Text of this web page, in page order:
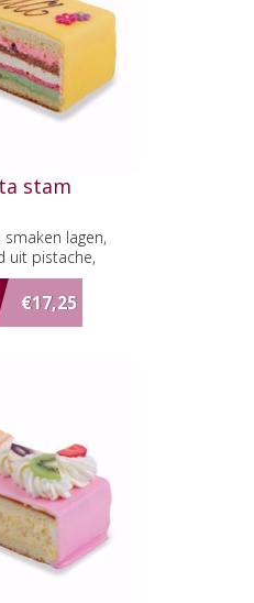
stam
lagen,
uit pistache,
kirsch,
en chipolata,
marsepein.
€17,25